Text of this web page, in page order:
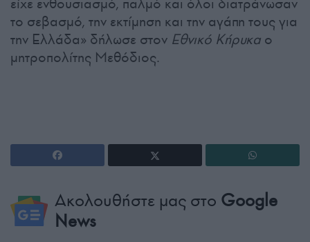
το σεβασμό, την εκτίμηση και την αγάπη τους για
την Ελλάδα» δήλωσε στον Εθνικό Κήρυκα ο
μητροπολίτης Μεθόδιος.
Ακολουθήστε μας στο Google
News